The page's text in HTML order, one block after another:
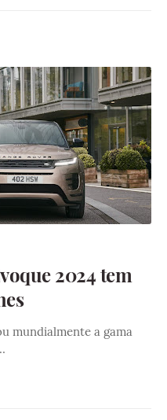
2024 tem
mundialmente a gama